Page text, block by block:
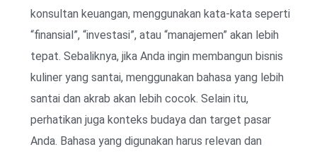
konsultan keuangan, menggunakan kata-kata seperti
“finansial”, “investasi”, atau “manajemen” akan lebih
tepat. Sebaliknya, jika Anda ingin membangun bisnis
kuliner yang santai, menggunakan bahasa yang lebih
santai dan akrab akan lebih cocok. Selain itu,
perhatikan juga konteks budaya dan target pasar
Anda. Bahasa yang digunakan harus relevan dan